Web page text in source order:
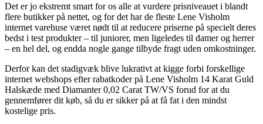
Det er jo ekstremt smart for os alle at vurdere prisniveauet i blandt
flere butikker på nettet, og for det har de fleste Lene Visholm
internet varehuse været nødt til at reducere priserne på specielt deres
bedst i test produkter – til juniorer, men ligeledes til damer og herrer
– en hel del, og endda nogle gange tilbyde fragt uden omkostninger.
Derfor kan det stadigvæk blive lukrativt at kigge forbi forskellige
internet webshops efter rabatkoder på Lene Visholm 14 Karat Guld
Halskæde med Diamanter 0,02 Carat TW/VS forud for at du
gennemfører dit køb, så du er sikker på at få fat i den mindst
kostelige pris.